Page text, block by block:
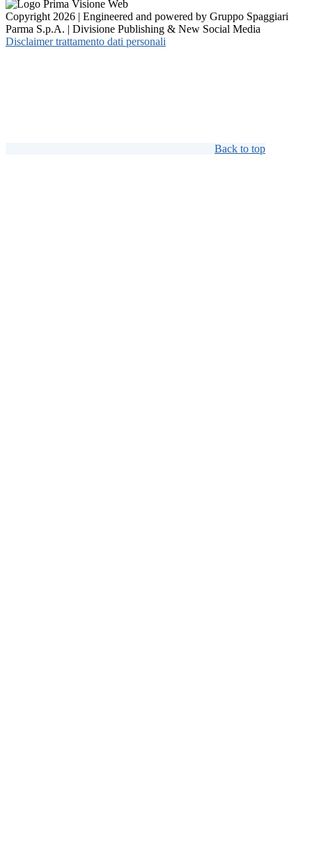
Copyright 2026 | Engineered and powered by Gruppo Spaggiari
Parma S.p.A. | Divisione Publishing & New Social Media
Disclaimer trattamento dati personali
Back to top